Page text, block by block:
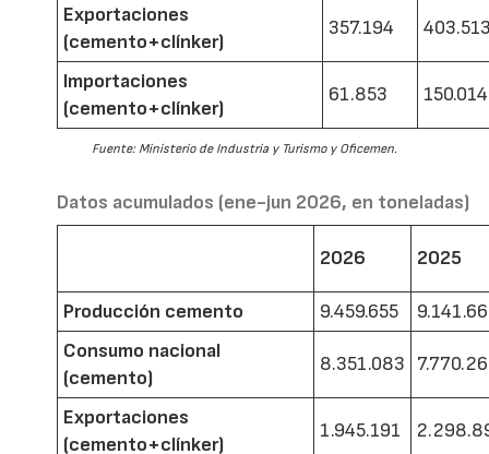
Exportaciones
(cemento+clínker)
357.194
Importaciones
(cemento+clínker)
61.853 150.014
Fuente: Ministerio de Industria y Turismo y Oficemen.
Datos acumulados (ene-jun 2026, en toneladas)
2026 2025
Producción cemento 9.459.655
Consumo nacional
(cemento)
8.351.083
Exportaciones
(cemento+clínker)
1.945.191